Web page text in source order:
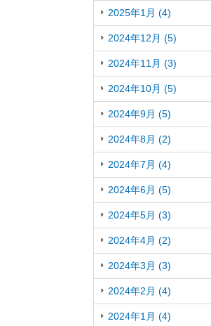
2025年1月 (4)
2024年12月 (5)
2024年11月 (3)
2024年10月 (5)
2024年9月 (5)
2024年8月 (2)
2024年7月 (4)
2024年6月 (5)
2024年5月 (3)
2024年4月 (2)
2024年3月 (3)
2024年2月 (4)
2024年1月 (4)